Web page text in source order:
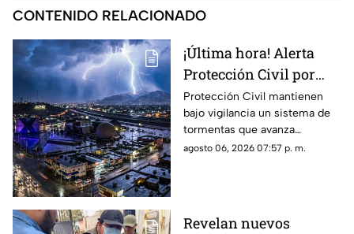
CONTENIDO RELACIONADO
¡Última hora! Alerta
Protección Civil por
tormenta que se acerca
a Ciudad Juárez y El
Paso: piden extremar
precauciones
Protección Civil mantienen
bajo vigilancia un sistema de
tormentas que avanza
lentamente hacia el suroeste y
agosto 06, 2026 07:57 p. m.
Revelan nuevos